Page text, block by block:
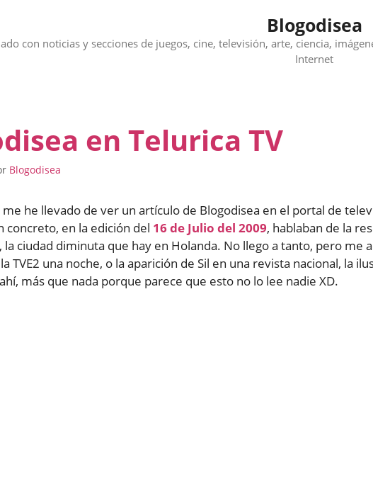
Blogodisea
con noticias y secciones de juegos, cine, televisión, arte, ciencia,
Internet
en Telurica TV
Blogodisea
he llevado de ver un artículo de Blogodisea en el portal de
concreto, en la edición del 16 de Julio del 2009, hablaban de la
, la ciudad diminuta que hay en Holanda. No llego a tanto, pero me
TVE2 una noche, o la aparición de Sil en una revista nacional, la
más que nada porque parece que esto no lo lee nadie XD.